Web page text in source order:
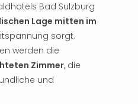
Bad Sulzburg
Lage mitten im
sorgt.
werden die
Zimmer, die
und